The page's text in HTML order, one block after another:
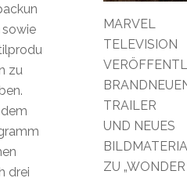
MARVEL
TELEVISION
TRAILER
UND NEUES
ZU „WONDER
sowie
zu
drei